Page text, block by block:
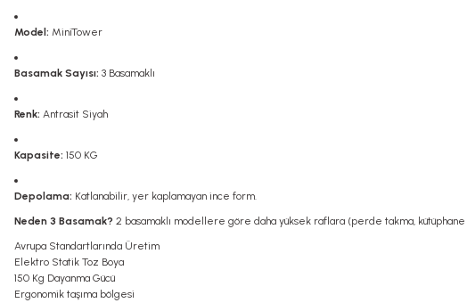
Model: MiniTower
Basamak Sayısı: 3 Basamaklı
Renk: Antrasit Siyah
Kapasite: 150 KG
Depolama: Katlanabilir, yer kaplamayan ince form.
Neden 3 Basamak? 2 basamaklı modellere göre daha yüksek raflara (perde takma,
Avrupa Standartlarında Üretim
Elektro Statik Toz Boya
150 Kg Dayanma Gücü
Ergonomik taşıma bölgesi